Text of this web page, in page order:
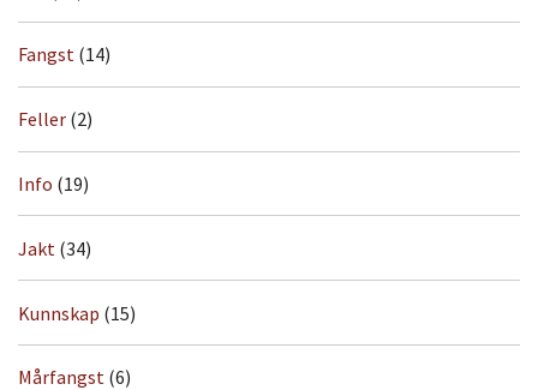
Fangst (14)
Feller (2)
Info (19)
Jakt (34)
Kunnskap (15)
Mårfangst (6)